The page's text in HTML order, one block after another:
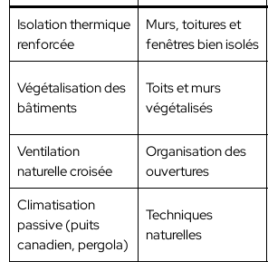
Isolation thermique
renforcée
Murs, toitures et
fenêtres bien isolés
Végétalisation des
bâtiments
Toits et murs
végétalisés
Ventilation
naturelle croisée
Organisation des
ouvertures
Climatisation
passive (puits
canadien, pergola)
Techniques
naturelles